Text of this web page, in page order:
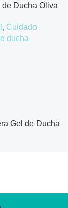
Ducha Oliva
, Cuidado
ducha
Gel de Ducha